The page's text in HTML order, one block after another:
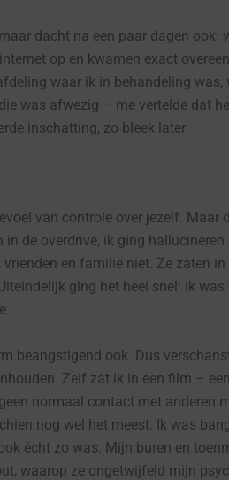
dacht na een paar dagen ook:
op en kwamen exact
waar ik in behandeling was,
was afwezig – me vertelde dat
inschatting, zo bleek later.
van controle over jezelf. Maar
de overdrive, ik ging hallucineren
en familie niet. Ze zaten
ging het heel snel: ik was
beangstigend ook. Dus
Zelf zat ik in een film –
normaal contact met anderen
nog wel het meest. Ik was
écht zo was. Mijn buren en
waarop ze ongetwijfeld mijn